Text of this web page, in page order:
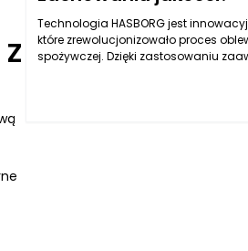
Technologia HASBORG jest
które zrewolucjonizowało proces
spożywczej. Dzięki zastosowaniu